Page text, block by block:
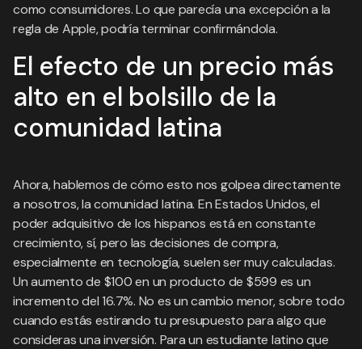
como consumidores. Lo que parecía una excepción a la
regla de Apple, podría terminar confirmándola.
El efecto de un precio más
alto en el bolsillo de la
comunidad latina
Ahora, hablemos de cómo esto nos golpea directamente
a nosotros, la comunidad latina. En Estados Unidos, el
poder adquisitivo de los hispanos está en constante
crecimiento, sí, pero las decisiones de compra,
especialmente en tecnología, suelen ser muy calculadas.
Un aumento de $100 en un producto de $599 es un
incremento del 16.7%. No es un cambio menor, sobre todo
cuando estás estirando tu presupuesto para algo que
consideras una inversión. Para un estudiante latino que